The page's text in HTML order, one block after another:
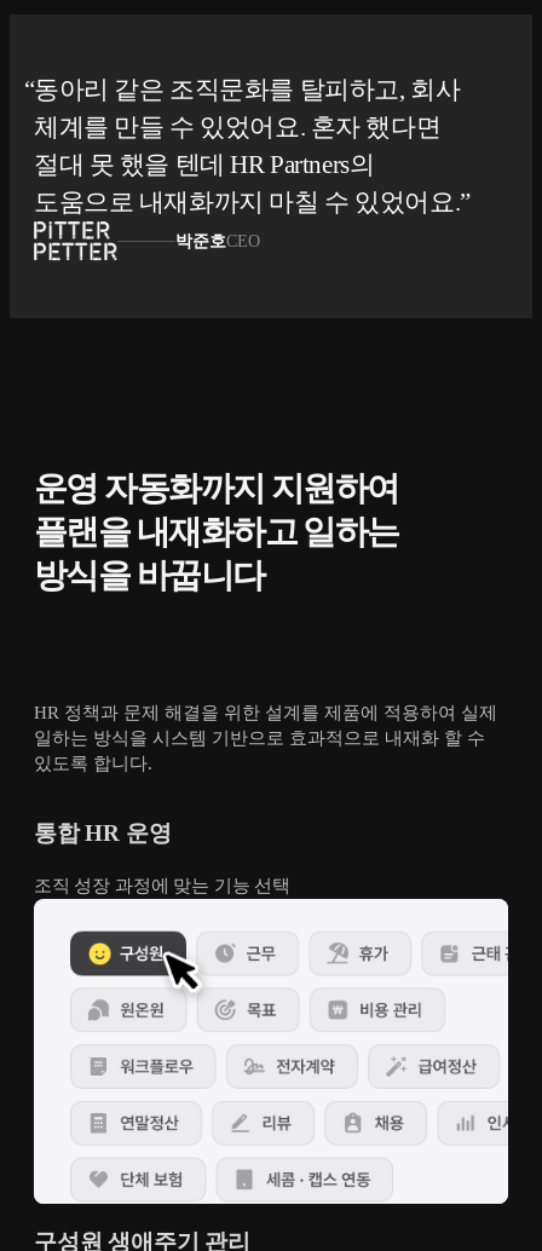
동아리 같은 조직문화를 탈피하고, 회사
체계를 만들 수 있었어요. 혼자 했다면
절대 못 했을 텐데 HR Partners의
도움으로 내재화까지 마칠 수 있었어요.
박준호CEO
운영 자동화까지 지원하여
플랜을 내재화하고 일하는
방식을 바꿉니다
HR 정책과 문제 해결을 위한 설계를 제품에 적용하여 실제
일하는 방식을 시스템 기반으로 효과적으로 내재화 할 수
있도록 합니다.
통합 HR 운영
조직 성장 과정에 맞는 기능 선택
구성원 생애주기 관리